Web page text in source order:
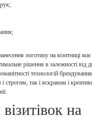
логотипу на візитниці має
рішення в залежності від
технологій
строгим, так і яскравим і
на